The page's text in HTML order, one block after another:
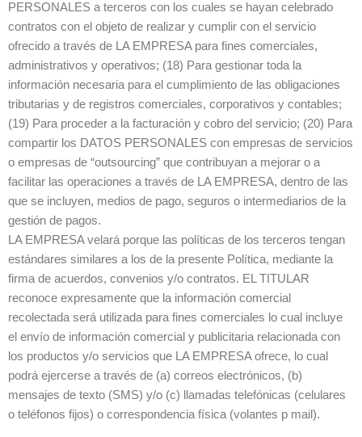
PERSONALES a terceros con los cuales se hayan celebrado
contratos con el objeto de realizar y cumplir con el servicio
ofrecido a través de LA EMPRESA para fines comerciales,
administrativos y operativos; (18) Para gestionar toda la
información necesaria para el cumplimiento de las obligaciones
tributarias y de registros comerciales, corporativos y contables;
(19) Para proceder a la facturación y cobro del servicio; (20) Para
compartir los DATOS PERSONALES con empresas de servicios
o empresas de “outsourcing” que contribuyan a mejorar o a
facilitar las operaciones a través de LA EMPRESA, dentro de las
que se incluyen, medios de pago, seguros o intermediarios de la
gestión de pagos.
LA EMPRESA velará porque las políticas de los terceros tengan
estándares similares a los de la presente Política, mediante la
firma de acuerdos, convenios y/o contratos. EL TITULAR
reconoce expresamente que la información comercial
recolectada será utilizada para fines comerciales lo cual incluye
el envío de información comercial y publicitaria relacionada con
los productos y/o servicios que LA EMPRESA ofrece, lo cual
podrá ejercerse a través de (a) correos electrónicos, (b)
mensajes de texto (SMS) y/o (c) llamadas telefónicas (celulares
o teléfonos fijos) o correspondencia física (volantes p mail).